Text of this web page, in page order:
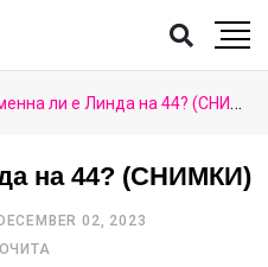
ли е Линда на 44? (СНИМКИ)
на 44? (СНИМКИ)
DECEMBER 02, 2023